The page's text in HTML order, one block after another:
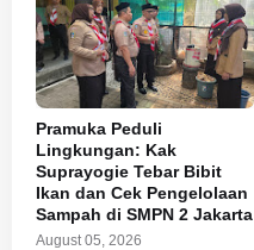
Pramuka Peduli
Lingkungan: Kak
Suprayogie Tebar Bibit
Ikan dan Cek Pengelolaan
Sampah di SMPN 2 Jakarta
August 05, 2026